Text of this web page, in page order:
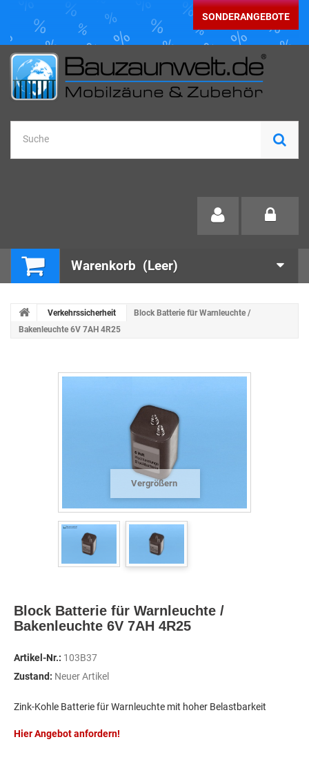
SONDERANGEBOTE
Warenkorb (Leer)
Verkehrssicherheit
Block Batterie für Warnleuchte /
Bakenleuchte 6V 7AH 4R25
Vergrößern
Block Batterie für Warnleuchte /
Bakenleuchte 6V 7AH 4R25
Artikel-Nr.: 103B37
Zustand: Neuer Artikel
Zink-Kohle Batterie für Warnleuchte mit hoher Belastbarkeit
Hier Angebot anfordern!